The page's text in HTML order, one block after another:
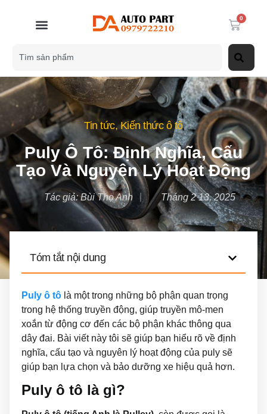
0
Tin tức,Kiến thức ô tô
Puly Ô Tô: Định Nghĩa, Cấu
Tạo Và Nguyên Lý Hoạt Động
Tác giả:Bùi Thọ Anh Tháng 2 13, 2025
Tóm tắt nội dung
Puly ô tô là một trong những bộ phận quan trọng
trong hệ thống truyền động, giúp truyền mô-men
xoắn từ động cơ đến các bộ phận khác thông qua
dây đai. Bài viết này tôi sẽ giúp bạn hiểu rõ về định
nghĩa, cấu tạo và nguyên lý hoạt động của puly sẽ
giúp bạn lựa chọn và bảo dưỡng xe hiệu quả hơn.
Puly ô tô là gì?